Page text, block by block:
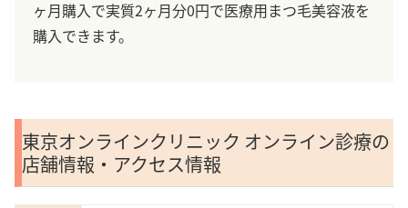
ヶ月購入で実質2ヶ月分0円で医療用まつ毛美容液を
購入できます。
東京オンラインクリニック オンライン診療の
店舗情報・アクセス情報